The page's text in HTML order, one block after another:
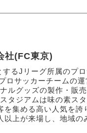
社(FC東京)
るJリーグ所属のプ
ロサッカーチームの
ルグッズの製作・販
タジアムは味の素ス
を集める高い人気を誇
上が来場し、地域の